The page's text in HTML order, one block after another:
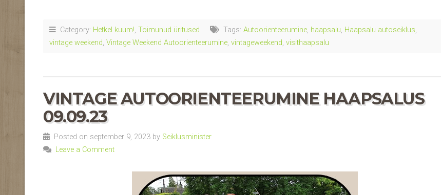
Category: Hetkel kuum!, Toimunud üritused Tags: Autoorienteerumine, haapsalu, Haapsalu autoseiklus,
vintage weekend, Vintage Weekend Autoorienteerumine, vintageweekend, visithaapsalu
VINTAGE AUTOORIENTEERUMINE HAAPSALUS
09.09.23
Posted on september 9, 2023 by Seiklusminister
Leave a Comment